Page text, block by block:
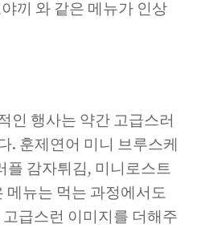
끼 와 같은 메뉴가 인상
인 행사는 약간 고급스러
. 훈제연어 미니 브루스케
플 감자튀김, 미니로스트
메뉴는 먹는 과정에서도
급스런 이미지를 더해주